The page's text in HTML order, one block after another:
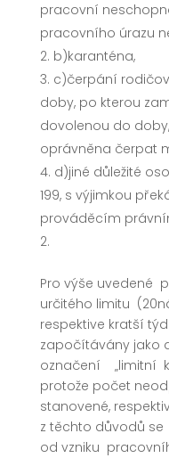
pracovní
pracovního úrazu
b)karanténa,
c)čerpání
doby, po kterou
dovolenou do
oprávněna čerpat
d)jiné důležité
199, s výjimkou
prováděcím
2.
Pro výše uvedené
určitého limitu
respektive kratší
započítávány jako
označení „limitní
protože počet
stanovené,
z těchto důvodů
od vzniku